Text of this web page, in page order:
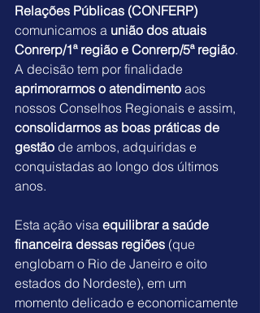
Relações Públicas (CONFERP)
comunicamos a união dos atuais
Conrerp/1ª região e Conrerp/5ª região.
A decisão tem por finalidade
aprimorarmos o atendimento aos
nossos Conselhos Regionais e assim,
consolidarmos as boas práticas de
gestão de ambos, adquiridas e
conquistadas ao longo dos últimos
anos.
Esta ação visa equilibrar a saúde
financeira dessas regiões (que
englobam o Rio de Janeiro e oito
estados do Nordeste), em um
momento delicado e economicamente